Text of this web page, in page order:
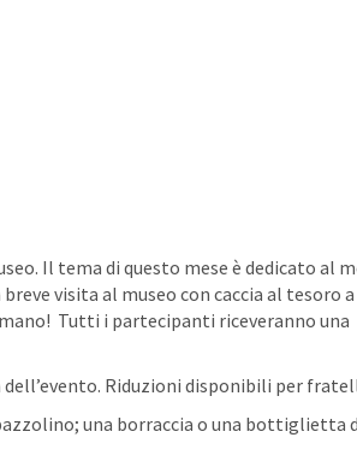
Il tema di questo mese è dedicato al
visita al museo con caccia al tesoro
Tutti i partecipanti riceveranno una
Riduzioni disponibili per
una borraccia o una bottiglietta